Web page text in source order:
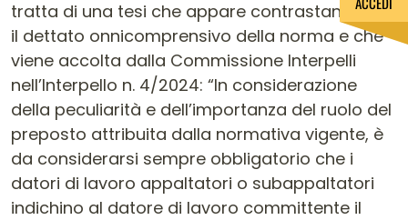
tratta di una tesi che appare contrastante con
il dettato onnicomprensivo della norma e che
viene accolta dalla Commissione Interpelli
nell’Interpello n. 4/2024: “In considerazione
della peculiarità e dell’importanza del ruolo del
preposto attribuita dalla normativa vigente, è
da considerarsi sempre obbligatorio che i
datori di lavoro appaltatori o subappaltatori
indichino al datore di lavoro committente il